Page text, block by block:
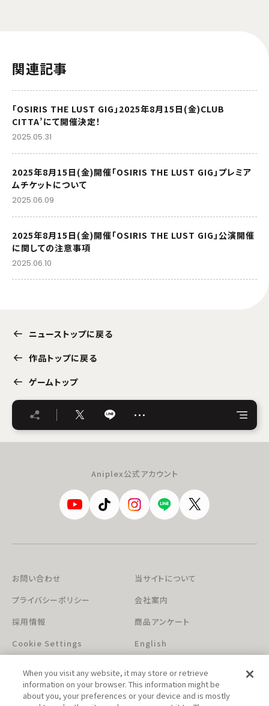
関連記事
「OSIRIS THE LUST GIG」2025年8月15日(金)CLUB
CITTA’にて開催決定！
2025.05.31
2025年8月15日(金)開催「OSIRIS THE LUST GIG」プレミア
ムチケットについて
2025.06.09
2025年8月15日(金)開催「OSIRIS THE LUST GIG」公演開催
に関しての注意事項
2025.06.10
ニューストップに戻る
作品トップに戻る
ゲームトップ
…
Aniplex公式アカウント
お問い合わせ
当サイトについて
プライバシーポリシー
会社案内
採用情報
商品アンケート
Cookie Settings
English
When you visit any website, it may store or retrieve
information on your browser. This information might be
about you, your preferences or your device and is mostly